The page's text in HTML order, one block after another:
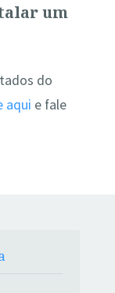
um
do
aqui e fale